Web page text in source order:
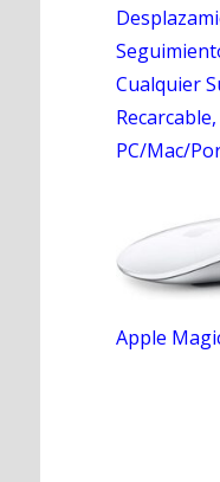
Cualquier
Recarcable,
PC/Mac/
Apple